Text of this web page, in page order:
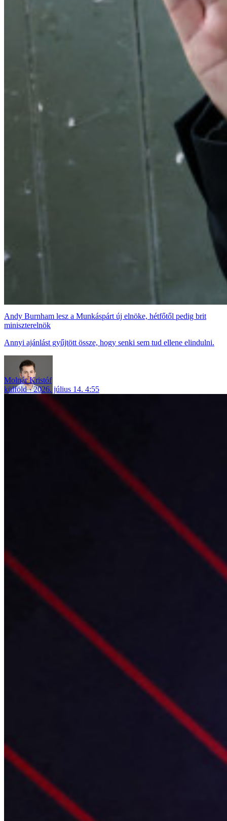
Andy Burnham lesz a Munkáspárt új elnöke, hétfőtől pedig brit
miniszterelnök
Annyi ajánlást gyűjtött össze, hogy senki sem tud ellene elindulni.
Molnár Kristóf
külföld
2026. július 14. 4:55